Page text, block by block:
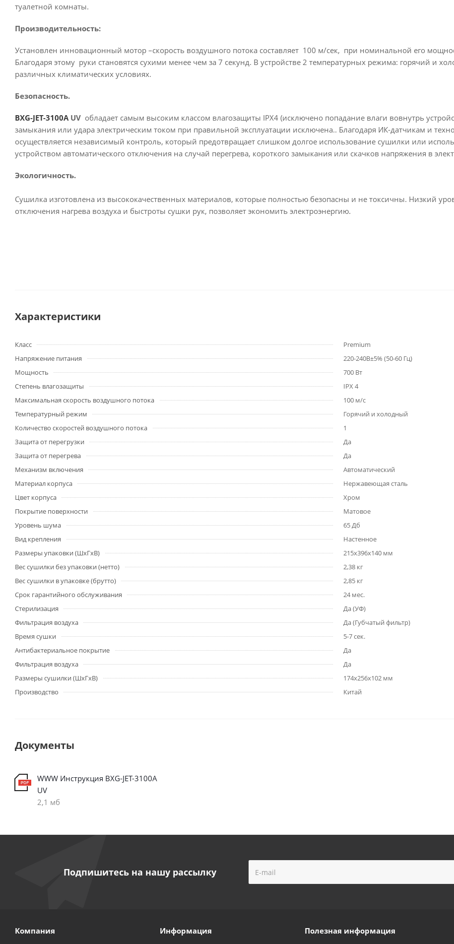
туалетной комнаты.
Производительность:
Установлен инновационный мотор –скорость воздушного потока составляет 100 м/сек, при номинальной его
Благодаря этому руки становятся сухими менее чем за 7 секунд. В устройстве 2 температурных режима: горячий и
различных климатических условиях.
Безопасность.
BXG-JET-3100А UV обладает самым высоким классом влагозащиты IPX4 (исключено попадание влаги вовнутрь
замыкания или удара электрическим током при правильной эксплуатации исключена.. Благодаря ИК-датчикам и
осуществляется независимый контроль, который предотвращает слишком долгое использование сушилки или
устройством автоматического отключения на случай перегрева, короткого замыкания или скачков напряжения в
Экологичность.
Сушилка изготовлена из высококачественных материалов, которые полностью безопасны и не токсичны. Низкий
отключения нагрева воздуха и быстроты сушки рук, позволяет экономить электроэнергию.
Характеристики
Класс
Premium
Напряжение питания
220-240В±5% (50-60 Гц)
Мощность
700 Вт
Степень влагозащиты
IPX 4
Максимальная скорость воздушного потока
100 м/с
Температурный режим
Горячий и холодный
Количество скоростей воздушного потока
1
Защита от перегрузки
Да
Защита от перегрева
Да
Механизм включения
Автоматический
Материал корпуса
Нержавеющая сталь
Цвет корпуса
Хром
Покрытие поверхности
Матовое
Уровень шума
65 Дб
Вид крепления
Настенное
Размеры упаковки (ШхГхВ)
215х396х140 мм
Вес сушилки без упаковки (нетто)
2,38 кг
Вес сушилки в упаковке (брутто)
2,85 кг
Срок гарантийного обслуживания
24 мес.
Стерилизация
Да (УФ)
Фильтрация воздуха
Да (Губчатый фильтр)
Время сушки
5-7 сек.
Антибактериальное покрытие
Да
Фильтрация воздуха
Да
Размеры сушилки (ШхГхВ)
174х256х102 мм
Производство
Китай
Документы
WWW Инструкция BXG-JET-3100A
UV
2,1 мб
Подпишитесь на нашу рассылку
Компания Информация Полезная информация